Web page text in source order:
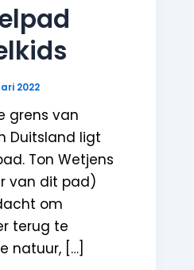
2022
grens van
Duitsland ligt
Ton Wetjens
van dit pad)
om
terug te
natuur, […]